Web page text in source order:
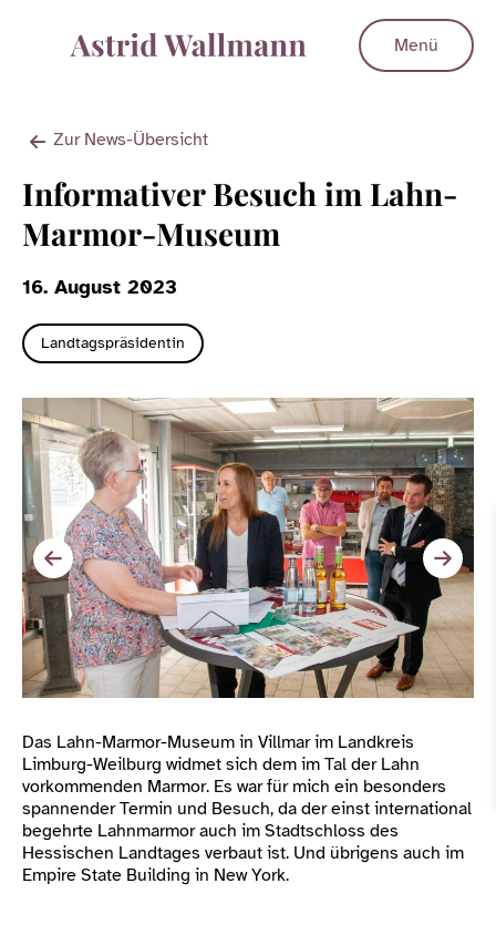
Menü
Zur News-Übersicht
Informativer Besuch im Lahn-
Marmor-Museum
16. August 2023
Landtagspräsidentin
Das Lahn-Marmor-Museum in Villmar im Landkreis
Limburg-Weilburg widmet sich dem im Tal der Lahn
vorkommenden Marmor. Es war für mich ein besonders
spannender Termin und Besuch, da der einst international
begehrte Lahnmarmor auch im Stadtschloss des
Hessischen Landtages verbaut ist. Und übrigens auch im
Empire State Building in New York.